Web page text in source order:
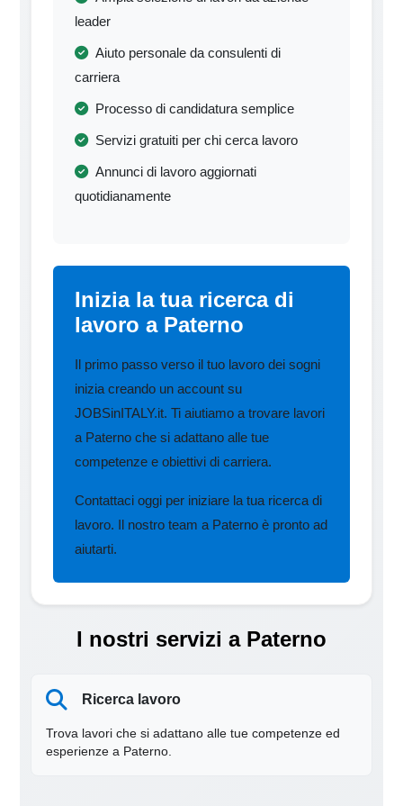
leader
Aiuto personale da consulenti di
carriera
Processo di candidatura semplice
Servizi gratuiti per chi cerca lavoro
Annunci di lavoro aggiornati
quotidianamente
Inizia la tua ricerca di
lavoro a Paterno
Il primo passo verso il tuo lavoro dei sogni
inizia creando un account su
JOBSinITALY.it. Ti aiutiamo a trovare lavori
a Paterno che si adattano alle tue
competenze e obiettivi di carriera.
Contattaci oggi per iniziare la tua ricerca di
lavoro. Il nostro team a Paterno è pronto ad
aiutarti.
I nostri servizi a Paterno
Ricerca lavoro
Trova lavori che si adattano alle tue competenze ed
esperienze a Paterno.